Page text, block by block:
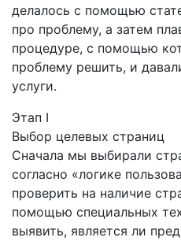
делалось с помощью
про проблему, а затем
процедуре, с помощью
проблему решить, и
услуги.
Этап I
Выбор целевых страниц
Сначала мы выбирали
согласно «логике
проверить на наличие
помощью специальных
выявить, является ли